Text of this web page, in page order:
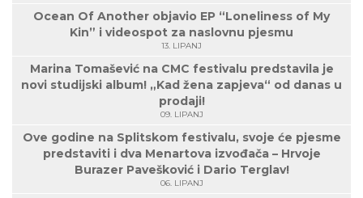
Ocean Of Another objavio EP “Loneliness of My
Kin” i videospot za naslovnu pjesmu
13. LIPANJ
Marina Tomašević na CMC festivalu predstavila je
novi studijski album! „Kad žena zapjeva“ od danas u
prodaji!
09. LIPANJ
Ove godine na Splitskom festivalu, svoje će pjesme
predstaviti i dva Menartova izvođača – Hrvoje
Burazer Pavešković i Dario Terglav!
06. LIPANJ